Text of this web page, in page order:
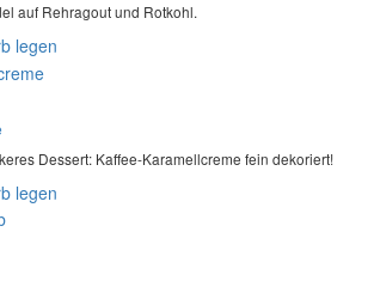
auf Rehragout und Rotkohl.
legen
Dessert: Kaffee-Karamellcreme fein dekoriert!
legen